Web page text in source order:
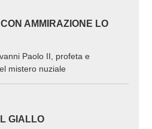
AMMIRAZIONE LO
Paolo II, profeta e
mistero nuziale
GIALLO